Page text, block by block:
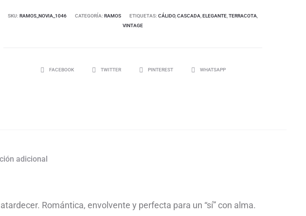
SKU: RAMOS_NOVIA_1046 CATEGORÍA: RAMOS ETIQUETAS: CÁLIDO, CASCADA ELEGANTE TERRACOTA
VINTAGE
FACEBOOK TWITTER PINTEREST WHATSAPP
adicional
Romántica, envolvente y perfecta para un “sí” con alma.